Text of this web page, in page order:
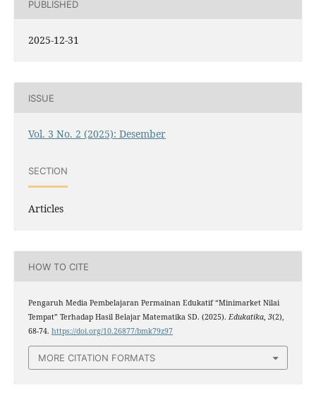
PUBLISHED
2025-12-31
ISSUE
Vol. 3 No. 2 (2025): Desember
SECTION
Articles
HOW TO CITE
Pengaruh Media Pembelajaran Permainan Edukatif “Minimarket Nilai
Tempat” Terhadap Hasil Belajar Matematika SD. (2025). Edukatika, 3(2),
68-74. https://doi.org/10.26877/bmk79z97
MORE CITATION FORMATS